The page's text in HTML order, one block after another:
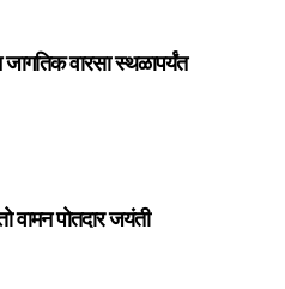
जागतिक वारसा स्थळापर्यंत
वामन पोतदार जयंती